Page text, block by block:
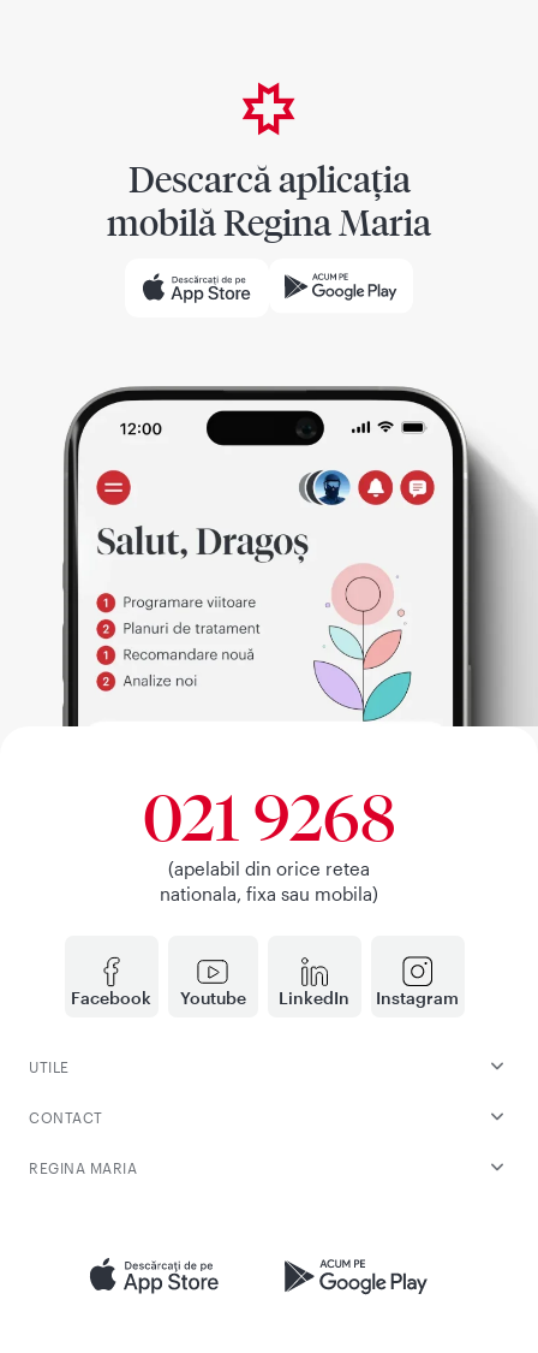
Descarcă aplicația
mobilă Regina Maria
Facebook Youtube LinkedIn Instagram
021 9268
(apelabil din orice retea
nationala, fixa sau mobila)
UTILE
CONTACT
REGINA MARIA